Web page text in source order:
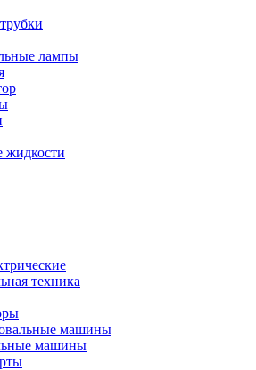
лампы
жидкости
техника
машины
машины